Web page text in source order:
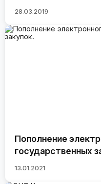
28.03.2019
Пополнение
государственных
13.01.2021